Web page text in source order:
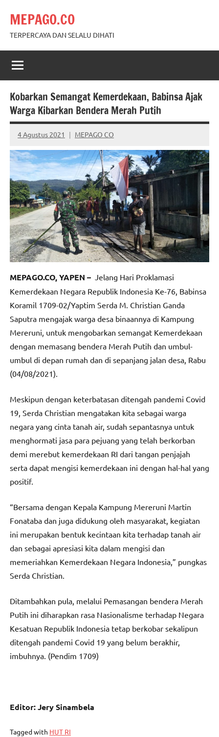
content
MEPAGO.CO
TERPERCAYA DAN SELALU DIHATI
Kobarkan Semangat Kemerdekaan, Babinsa Ajak
Warga Kibarkan Bendera Merah Putih
4 Agustus 2021 MEPAGO CO
No
comments
MEPAGO.CO, YAPEN – Jelang Hari Proklamasi
Kemerdekaan Negara Republik Indonesia Ke-76, Babinsa
Koramil 1709-02/Yaptim Serda M. Christian Ganda
Saputra mengajak warga desa binaannya di Kampung
Mereruni, untuk mengobarkan semangat Kemerdekaan
dengan memasang bendera Merah Putih dan umbul-
umbul di depan rumah dan di sepanjang jalan desa, Rabu
(04/08/2021).
Meskipun dengan keterbatasan ditengah pandemi Covid
19, Serda Christian mengatakan kita sebagai warga
negara yang cinta tanah air, sudah sepantasnya untuk
menghormati jasa para pejuang yang telah berkorban
demi merebut kemerdekaan RI dari tangan penjajah
serta dapat mengisi kemerdekaan ini dengan hal-hal yang
positif.
“Bersama dengan Kepala Kampung Mereruni Martin
Fonataba dan juga didukung oleh masyarakat, kegiatan
ini merupakan bentuk kecintaan kita terhadap tanah air
dan sebagai apresiasi kita dalam mengisi dan
memeriahkan Kemerdekaan Negara Indonesia,” pungkas
Serda Christian.
Ditambahkan pula, melalui Pemasangan bendera Merah
Putih ini diharapkan rasa Nasionalisme terhadap Negara
Kesatuan Republik Indonesia tetap berkobar sekalipun
ditengah pandemi Covid 19 yang belum berakhir,
imbuhnya. (Pendim 1709)
Editor: Jery Sinambela
Tagged with HUT RI